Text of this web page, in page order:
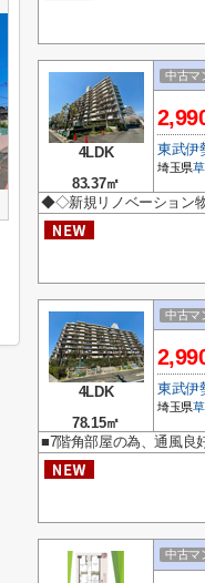
4LDK
83.37㎡
中古マ
東武伊
埼玉県
◆◇新規リノベーション
4LDK
78.15㎡
中古マ
東武伊
埼玉県
■7階角部屋の為、通風良
中古マ